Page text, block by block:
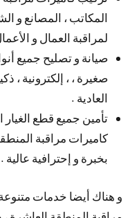
المكاتب ، المصانع و
لمراقبة العمال و
صيانة و تصليح جميع
صغيرة ، ، إلكترونية ،
العادية .
تأمين جميع قطع الغيار
كاميرات مراقبة
بخبرة و إحترافية عالية .
و هناك أيضا خدمات